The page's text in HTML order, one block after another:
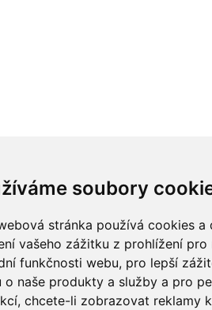
soubory
stránka používá cookies
vašeho zážitku z prohlížení pro
funkčnosti webu, pro lepší
o naše produkty a služby a pro
, chcete-li zobrazovat reklamy
informaci? Chcete
Martina Chalupu: